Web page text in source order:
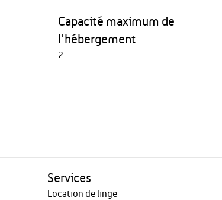
Capacité maximum de
l'hébergement
2
Services
Location de linge